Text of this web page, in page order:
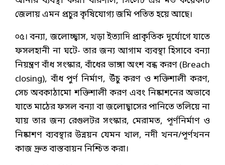
জেলায় এমন প্রচুর কৃষিযোগ্য জমি পতিত হয়ে আছে।
০৫। বন্যা, জলোচ্ছ্বাস, খড়া ইত্যাদি প্রাকৃতিক দূর্যোগে যাতে
ফসলহানী না ঘটে- তার জন্য আগাম ব্যবস্থা হিসাবে বন্যা
নিয়ন্ত্রণ বাঁধ সংস্কার, বাঁধের ভাঙ্গা অংশ বন্ধ করণ (Breach
closing), বাঁধ পুর্ণ নির্মাণ, উঁচু করণ ও শক্তিশালী করণ,
সেচ অবকাঠামো শক্তিশালী করণ এবং নিষ্কাশনের অভাবে
যাতে মাঠের ফসল বন্যা বা জলোছ্বাসের পানিতে তলিয়ে না
যায় তার জন্য রেগুলটর সংস্কার, মেরামত, পূর্ণনির্মাণ ও
নিষ্কাশণ ব্যবস্থার উন্নয়ন যেমন খাল, নদী খনন/পূর্ণখনন
কাজ দ্রুত বাস্তবায়ন নিশ্চিত করা।